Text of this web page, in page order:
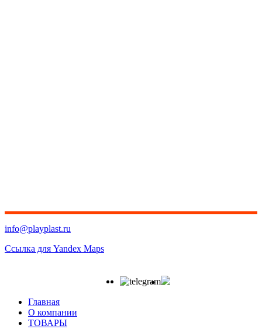
info@playplast.ru
Ссылка для Yandex Maps
Главная
О компании
ТОВАРЫ